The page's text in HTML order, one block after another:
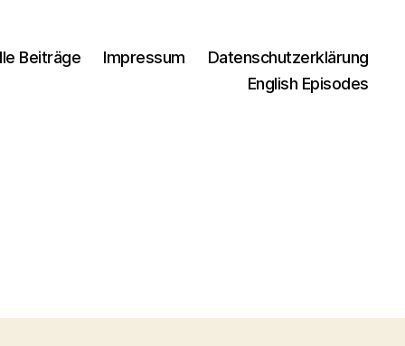
Beiträge Impressum
Datenschutzerklärung
English Episodes